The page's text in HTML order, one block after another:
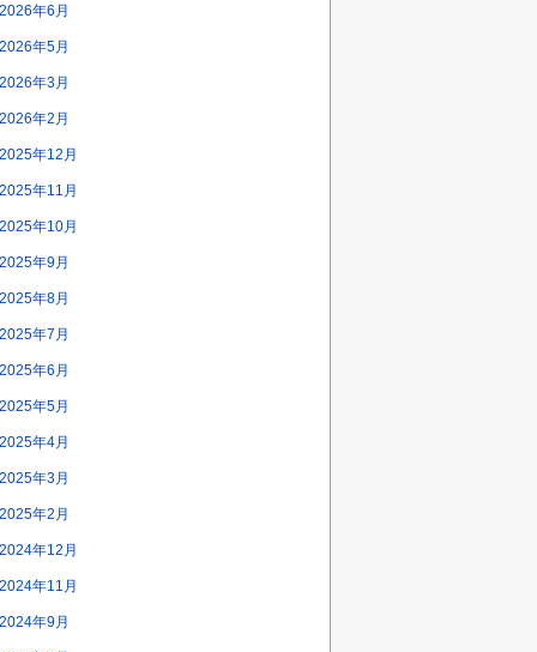
2026年6月
2026年5月
2026年3月
2026年2月
2025年12月
2025年11月
2025年10月
2025年9月
2025年8月
2025年7月
2025年6月
2025年5月
2025年4月
2025年3月
2025年2月
2024年12月
2024年11月
2024年9月